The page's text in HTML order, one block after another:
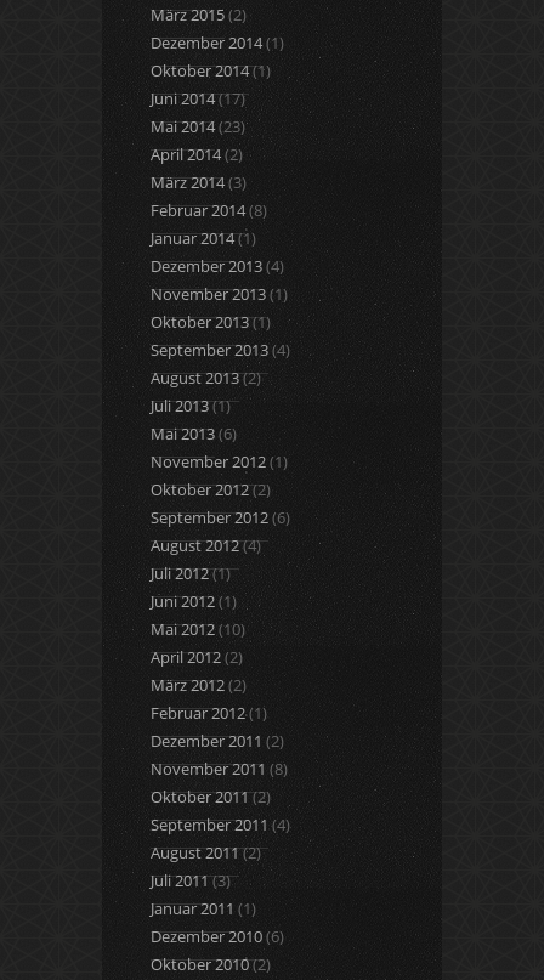
März 2015(2)
Dezember 2014(1)
Oktober 2014(1)
Juni 2014(17)
Mai 2014(23)
April 2014(2)
März 2014(3)
Februar 2014(8)
Januar 2014(1)
Dezember 2013(4)
November 2013(1)
Oktober 2013(1)
September 2013(4)
August 2013(2)
Juli 2013(1)
Mai 2013(6)
November 2012(1)
Oktober 2012(2)
September 2012(6)
August 2012(4)
Juli 2012(1)
Juni 2012(1)
Mai 2012(10)
April 2012(2)
März 2012(2)
Februar 2012(1)
Dezember 2011 (2)
November 2011 (8)
Oktober 2011(2)
September 2011(4)
August 2011(2)
Juli 2011(3)
Januar 2011 (1)
Dezember 2010(6)
Oktober 2010(2)